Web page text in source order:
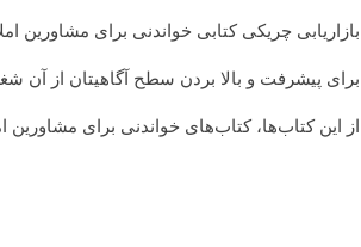
بازاریابی چریکی کتابی خواندنی برای
برای پیشرفت و بالا بردن سطح آگاهیتان از آن
از این کتاب‌ها، کتاب‌های خواندنی برای